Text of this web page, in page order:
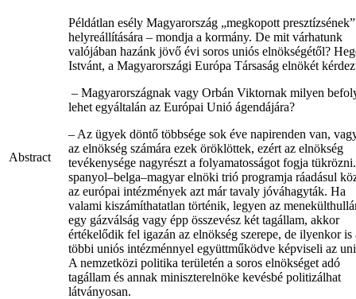
Abstract
Példátlan esély Magyarország „megkopott presztízsének”
helyreállítására – mondja a kormány. De mit várhatunk
valójában hazánk jövő évi soros uniós elnökségétől?
Istvánt, a Magyarországi Európa Társaság elnökét
– Magyarországnak vagy Orbán Viktornak milyen
lehet egyáltalán az Európai Unió ágendájára?
– Az ügyek döntő többsége sok éve napirenden van,
az elnökség számára ezek öröklöttek, ezért az elnökség
tevékenysége nagyrészt a folyamatosságot fogja
spanyol–belga–magyar elnöki trió programja ráadásul
az európai intézmények azt már tavaly jóváhagyták. Ha
valami kiszámíthatatlan történik, legyen az
egy gázválság vagy épp összevész két tagállam, akkor
értékelődik fel igazán az elnökség szerepe, de ilyenkor is
többi uniós intézménnyel együttműködve képviseli az
A nemzetközi politika területén a soros elnökséget adó
tagállam és annak miniszterelnöke kevésbé politizálhat
látványosan.